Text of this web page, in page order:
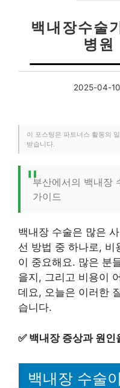
백내장수술
병원
2025-04-10
이 포스팅은 파트너스 활동의
받습니다.
부산에서의 백내장
가이드
백내장 수술은 많은
선 방법 중 하나로, 비
이 중요해요. 많은 분
을지, 그리고 비용이
데요, 오늘은 이러한
습니다.
✅ 백내장 증상과 원인
백내장 수술